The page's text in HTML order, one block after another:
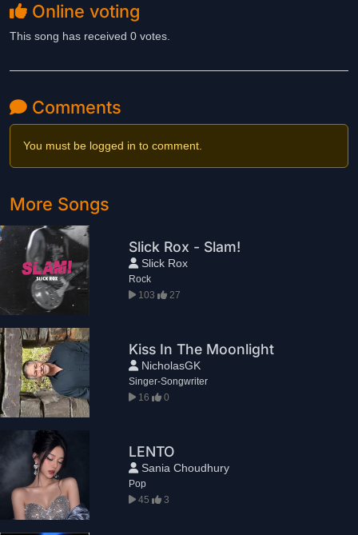
Online voting
This song has received 0 votes.
Comments
You must be logged in to comment.
More Songs
Slick Rox - Slam!
Slick Rox
Rock
103
27
Kiss In The Moonlight
NicholasGK
Singer-Songwriter
16
0
LENTO
Sania Choudhury
Pop
45
3